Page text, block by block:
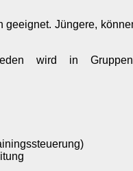
Jüngere,
wird in